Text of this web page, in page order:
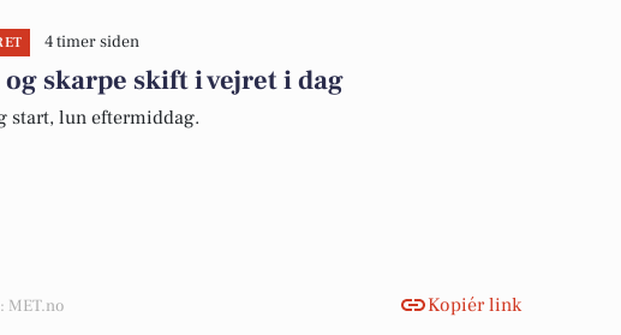
4 timer siden
og skarpe skift i vejret i dag
start, lun eftermiddag.
MET.no Kopiér link